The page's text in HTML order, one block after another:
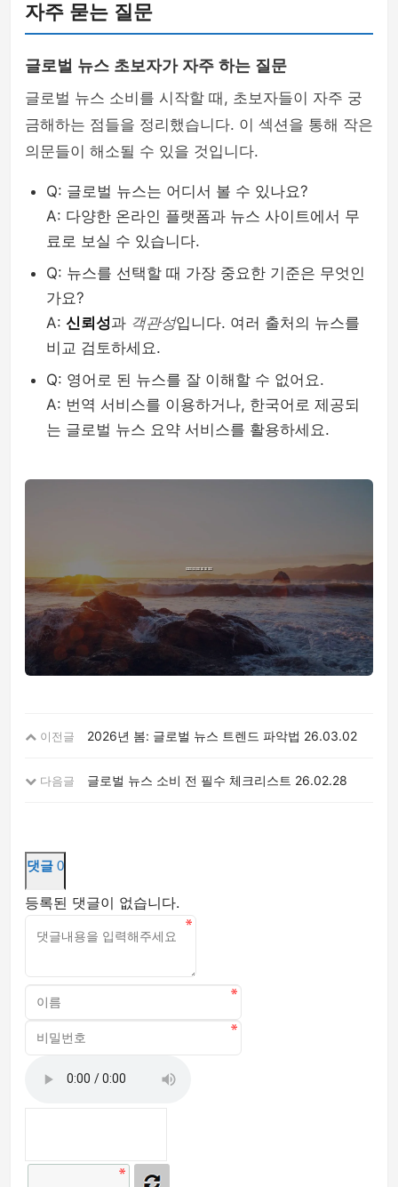
자주 묻는 질문
글로벌 뉴스 초보자가 자주 하는 질문
글로벌 뉴스 소비를 시작할 때, 초보자들이 자주 궁
금해하는 점들을 정리했습니다. 이 섹션을 통해 작은
의문들이 해소될 수 있을 것입니다.
Q: 글로벌 뉴스는 어디서 볼 수 있나요?
A: 다양한 온라인 플랫폼과 뉴스 사이트에서 무
료로 보실 수 있습니다.
Q: 뉴스를 선택할 때 가장 중요한 기준은 무엇인
가요?
A: 신뢰성과 객관성입니다. 여러 출처의 뉴스를
비교 검토하세요.
Q: 영어로 된 뉴스를 잘 이해할 수 없어요.
A: 번역 서비스를 이용하거나, 한국어로 제공되
는 글로벌 뉴스 요약 서비스를 활용하세요.
이전글 2026년 봄: 글로벌 뉴스 트렌드 파악법 26.03.02
다음글 글로벌 뉴스 소비 전 필수 체크리스트 26.02.28
댓글 0
등록된 댓글이 없습니다.